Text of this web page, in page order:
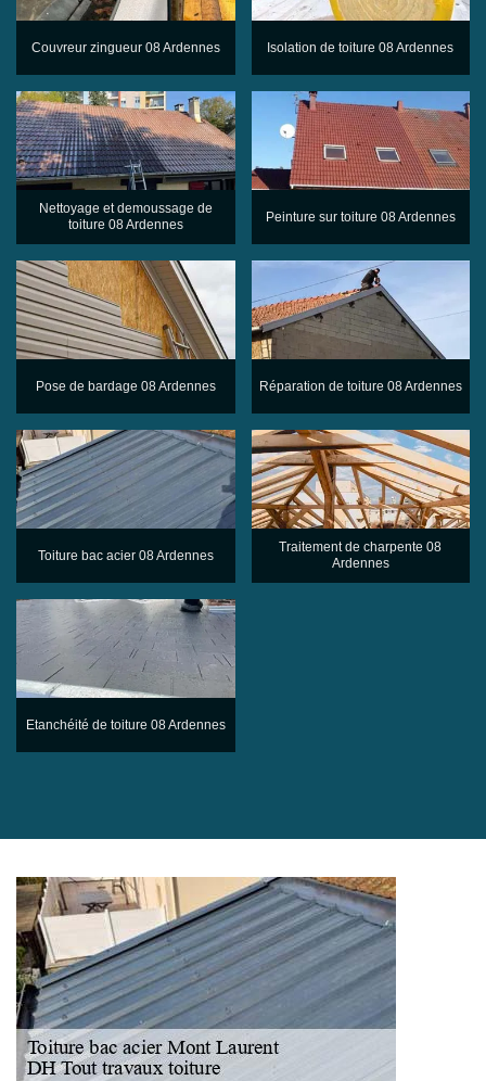
Couvreur zingueur 08 Ardennes Isolation de toiture 08 Ardennes
Nettoyage et demoussage de
toiture 08 Ardennes
Peinture sur toiture 08 Ardennes
Pose de bardage 08 Ardennes Réparation de toiture 08 Ardennes
Toiture bac acier 08 Ardennes
Traitement de charpente 08
Ardennes
Etanchéité de toiture 08 Ardennes